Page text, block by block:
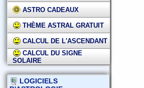
ASTRO CADEAUX
THÈME ASTRAL GRATUIT
CALCUL DE L'ASCENDANT
CALCUL DU SIGNE
SOLAIRE
LOGICIELS